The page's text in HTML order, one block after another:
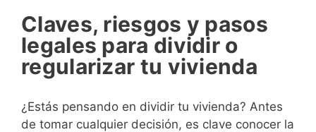
Claves, riesgos y pasos
legales para dividir o
regularizar tu vivienda
¿Estás pensando en dividir tu vivienda? Antes
de tomar cualquier decisión, es clave conocer la